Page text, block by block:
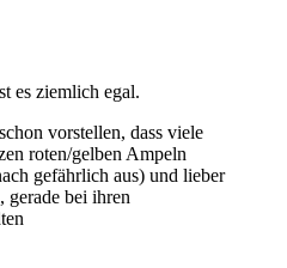
es ziemlich egal.
vorstellen, dass viele
roten/gelben Ampeln
gefährlich aus) und lieber
gerade bei ihren